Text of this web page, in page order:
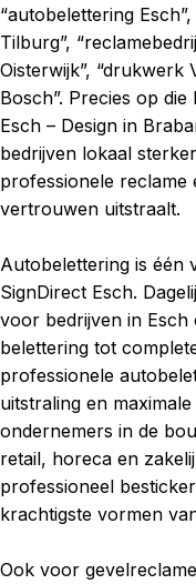
“autobelettering
Tilburg”,
Oisterwijk”, “drukwerk
Bosch”. Precies op
Esch – Design in
bedrijven lokaal
professionele reclame
vertrouwen uitstraalt.
Autobelettering is één
SignDirect Esch.
voor bedrijven in Esch
belettering tot
professionele
uitstraling en
ondernemers in de
retail, horeca en
professioneel
krachtigste vormen
Ook voor